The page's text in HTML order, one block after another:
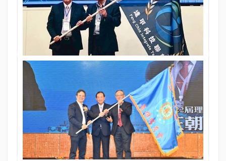
21 Nov 2025 397期 文／陳書芸．攝影／陳書芸、逢甲大學
聯誼活動
跨域合作與創新生態的起點
11 Nov 2025 397期 文．圖／逢甲科技聯誼會